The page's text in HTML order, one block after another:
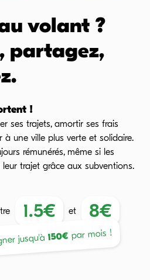
volant ?
partagez,
!
ses trajets, amortir ses frais
une ville plus verte et solidaire.
rémunérés, même si les
trajet grâce aux subventions.
1.5€ et 8€
jusqu'à150€ par mois !